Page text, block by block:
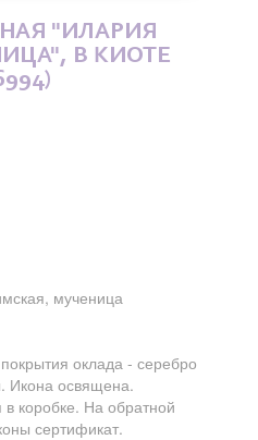
"ИЛАРИЯ
В КИОТЕ
мученица
оклада - серебро
Икона освящена.
в коробке. На обратной
сертификат.